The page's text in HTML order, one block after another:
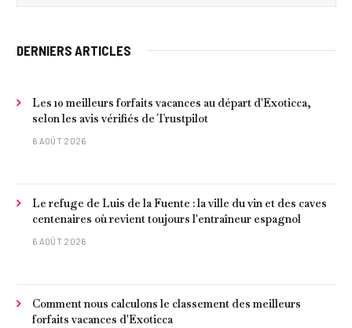
DERNIERS ARTICLES
Les 10 meilleurs forfaits vacances au départ d'Exoticca,
selon les avis vérifiés de Trustpilot
6 AOÛT 2026
Le refuge de Luis de la Fuente : la ville du vin et des caves
centenaires où revient toujours l'entraîneur espagnol
6 AOÛT 2026
Comment nous calculons le classement des meilleurs
forfaits vacances d'Exoticca